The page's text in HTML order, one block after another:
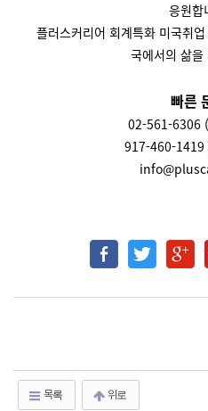
응원합
플러스커리어 회계특화 미국취
국에서의 삶을
빠른
02-561-6306
917-460-1419
목록 위로